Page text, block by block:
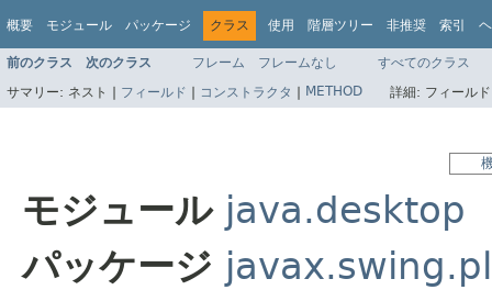
概要 モジュール パッケージ クラス 使用 階層ツリー 非推奨 索引
前のクラス 次のクラス フレーム フレームなし
すべてのクラス
サマリー: ネスト | フィールド | コンストラクタ | METHOD 詳細: フィール
モジュール java.desktop
パッケージ